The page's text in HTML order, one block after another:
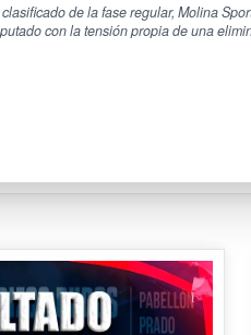
de la fase regular, Molina
con la tensión propia de una